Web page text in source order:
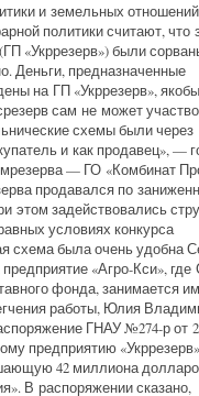
и земельных отношений
политики считают, что
«Укррезерв») были
Деньги, предназначенные
на ГП «Укррезерв», якобы
сам не может
схемы были через
и как продавец», —
— ГО «Комбинат
продавался по
этом задействовались
условиях конкурса
схема была очень удобна
«Агро-Кси», где
фонда, занимается
работы, Юлия
ГНАУ №274-р от
предприятию «Укррезерв»
42 миллиона
В распоряжении сказано,